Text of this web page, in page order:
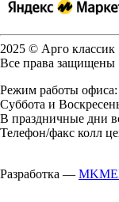
2025 © Арго классик
Все права защищены
Режим работы
Суббота и
В праздничные дни
Телефон/факс колл
Разработка —